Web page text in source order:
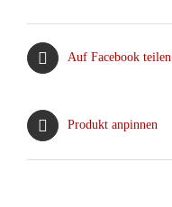
Auf Facebook teilen
Produkt anpinnen